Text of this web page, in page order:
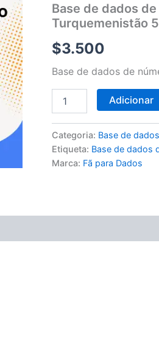
Base de dados
Turquemenistão
$3.500
Base de dados de
de
números
telefone
do
Turquemenistão
Adicionar
Categoria: Base de
Etiqueta: Base de dados
Marca: Fã para Dados